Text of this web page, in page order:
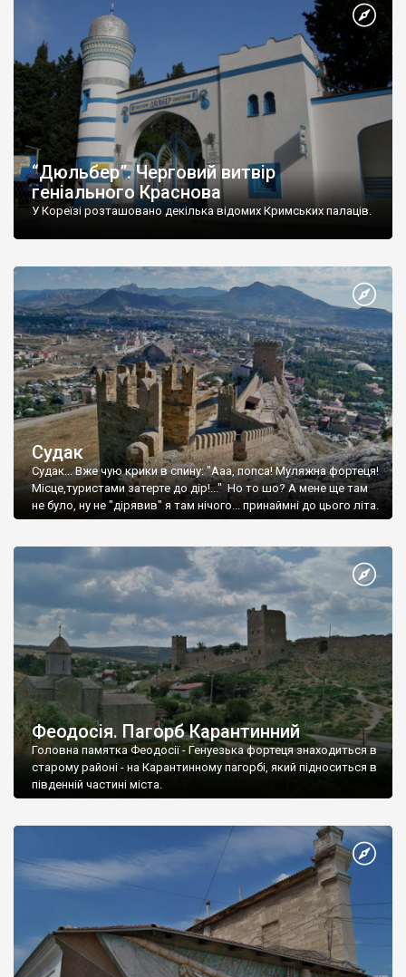
“Дюльбер”. Черговий витвір
геніального Краснова
У Кореїзі розташовано декілька відомих Кримських палаців.
Судак
Судак... Вже чую крики в спину: "Ааа, попса! Муляжна фортеця!
Місце,туристами затерте до дір!..." Но то шо? А мене ще там
не було, ну не "дірявив" я там нічого... принаймні до цього літа.
Феодосія. Пагорб Карантинний
Головна памятка Феодосії - Генуезька фортеця знаходиться в
старому районі - на Карантинному пагорбі, який підноситься в
південній частині міста.